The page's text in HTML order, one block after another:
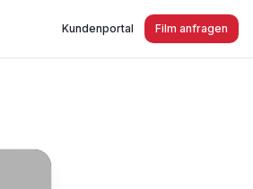
Kundenportal Film anfragen